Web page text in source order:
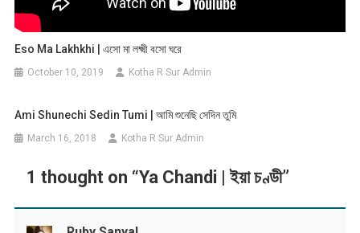
Eso Ma Lakhkhi | এসো মা লক্ষ্মী বসো ঘরে
October 10, 2019 Kotha R Sur Admin
Ami Shunechi Sedin Tumi | আমি শুনেছি সেদিন তুমি
March 16, 2018 Kotha R Sur Admin
1 thought on “Ya Chandi | ইয়া চণ্ডী”